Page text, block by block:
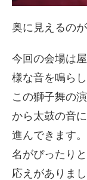
奥に見えるの
今回の会場は
様な音を鳴ら
この獅子舞の
から太鼓の音
進んできます
名がぴったり
応えがありまし